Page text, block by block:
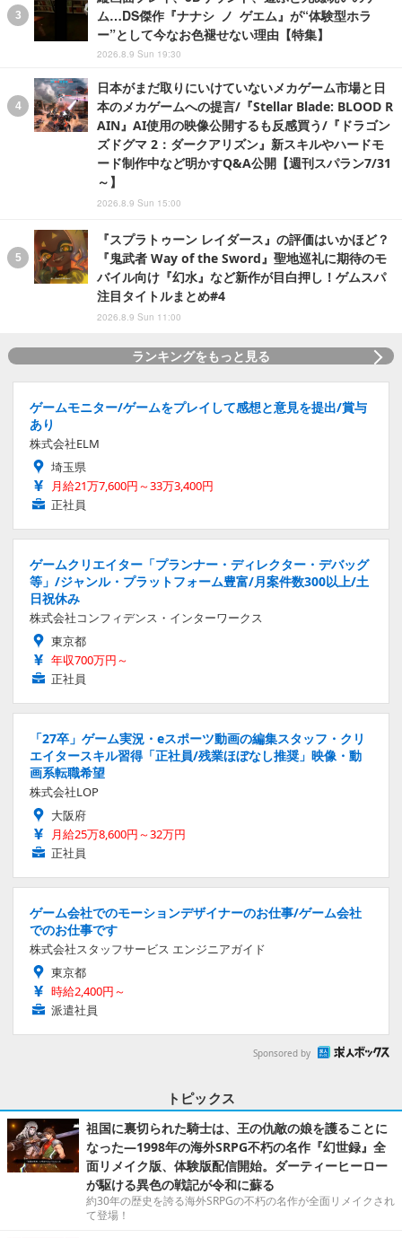
ム…DS傑作『ナナシ ノ ゲエム』が“体験型ホラ
ー”として今なお色褪せない理由【特集】
2026.8.9 Sun 19:30
日本がまだ取りにいけていないメカゲーム市場と日
本のメカゲームへの提言/『Stellar Blade: BLOOD R
AIN』AI使用の映像公開するも反感買う/『ドラゴン
ズドグマ 2：ダークアリズン』新スキルやハードモ
ード制作中など明かすQ&A公開【週刊スパラン7/31
～】
2026.8.9 Sun 15:00
『スプラトゥーン レイダース』の評価はいかほど？
『鬼武者 Way of the Sword』聖地巡礼に期待のモ
バイル向け『幻水』など新作が目白押し！ゲムスパ
注目タイトルまとめ#4
2026.8.9 Sun 11:00
ランキングをもっと見る
ゲームモニター/ゲームをプレイして感想と意見を提出/賞与
あり
株式会社ELM
埼玉県
月給21万7,600円～33万3,400円
正社員
ゲームクリエイター「プランナー・ディレクター・デバッグ
等」/ジャンル・プラットフォーム豊富/月案件数300以上/土
日祝休み
株式会社コンフィデンス・インターワークス
東京都
年収700万円～
正社員
「27卒」ゲーム実況・eスポーツ動画の編集スタッフ・クリ
エイタースキル習得「正社員/残業ほぼなし推奨」映像・動
画系転職希望
株式会社LOP
大阪府
月給25万8,600円～32万円
正社員
ゲーム会社でのモーションデザイナーのお仕事/ゲーム会社
でのお仕事です
株式会社スタッフサービス エンジニアガイド
東京都
時給2,400円～
派遣社員
Sponsored by
トピックス
祖国に裏切られた騎士は、王の仇敵の娘を護ることに
なった―1998年の海外SRPG不朽の名作『幻世録』全
面リメイク版、体験版配信開始。ダーティーヒーロー
が駆ける異色の戦記が令和に蘇る
約30年の歴史を誇る海外SRPGの不朽の名作が全面リメイクされ
て登場！